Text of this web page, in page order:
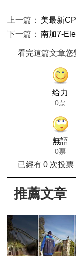
上一篇：
美最新
下一篇：
南加7-
看完這篇文章您
给力
0票
無語
0票
已經有 0次投票
推薦文章